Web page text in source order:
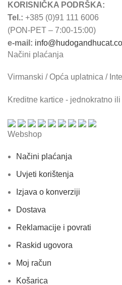
KORISNIČKA PODRŠKA:
Tel.: +385 (0)91 111 6006
(PON-PET – 7:00-15:00)
e-mail:
Načini plaćanja
Virmanski / Opća uplatnica /
Kreditne kartice - jednokratno
Webshop
Načini plaćanja
Uvjeti korištenja
Izjava o konverziji
Dostava
Reklamacije i povrati
Raskid ugovora
Moj račun
Košarica